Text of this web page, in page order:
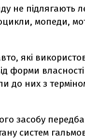
не підлягають
мопеди,
які
форми власності
до них з
засобу
систем